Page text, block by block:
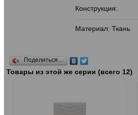
Конструкция:
Материал: Ткань
Поделиться…
Товары из этой же серии (всего 12)